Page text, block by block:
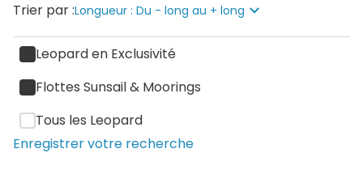
Trier par :Longueur : Du - long au + long
Leopard en Exclusivité
Flottes Sunsail & Moorings
Tous les Leopard
Enregistrer votre recherche